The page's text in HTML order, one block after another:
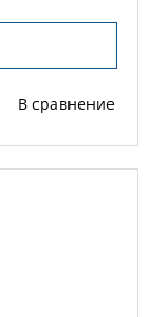
В сравнение